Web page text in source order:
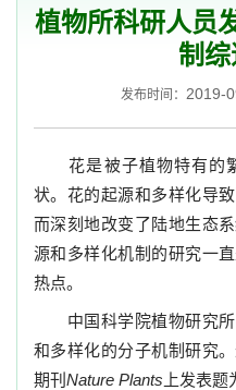
植物所科研人员
制
发布时间： 2019-
花是被子植物特有的
状。花的起源和多样化导
而深刻地改变了陆地生态
源和多样化机制的研究一
热点。
中国科学院植物研究
和多样化的分子机制研究
期刊 Nature Plants 上发表题